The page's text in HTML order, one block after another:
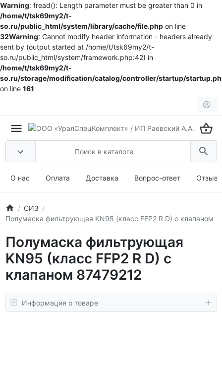
Warning: fread(): Length parameter must be greater than 0 in
/home/t/tsk69my2/t-
so.ru/public_html/system/library/cache/file.php on line
32Warning: Cannot modify header information - headers already
sent by (output started at /home/t/tsk69my2/t-
so.ru/public_html/system/framework.php:42) in
/home/t/tsk69my2/t-
so.ru/storage/modification/catalog/controller/startup/
on line 161
О нас Оплата Доставка Вопрос-ответ
СИЗ
Полумаска фильтрующая KN95 (класс FFP2 R D) с клапаном
Полумаска фильтрующая
KN95 (класс FFP2 R D) с
клапаном 87479212
Информация о товаре